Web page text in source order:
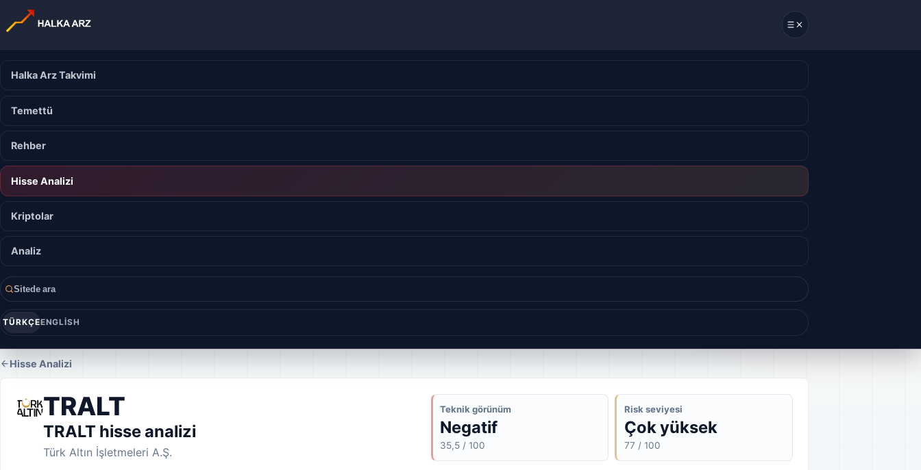
Halka Arz Takvimi
Temettü
Rehber
Hisse Analizi
Kriptolar
Analiz
Sitede ara
TÜRKÇEENGLISH
Hisse Analizi
TRALT
TRALT hisse analizi
Türk Altın İşletmeleri A.Ş.
Teknik görünüm
Negatif
35,5 / 100
Risk seviyesi
Çok yüksek
77 / 100